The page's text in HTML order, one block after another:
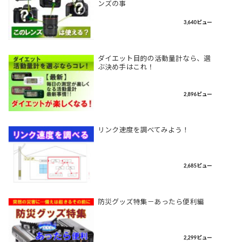
ンズの事
3,640ビュー
ダイエット目的の活動量計なら、選
ぶ決め手はこれ！
2,896ビュー
リンク速度を調べてみよう！
2,685ビュー
防災グッズ特集－あったら便利編
2,299ビュー